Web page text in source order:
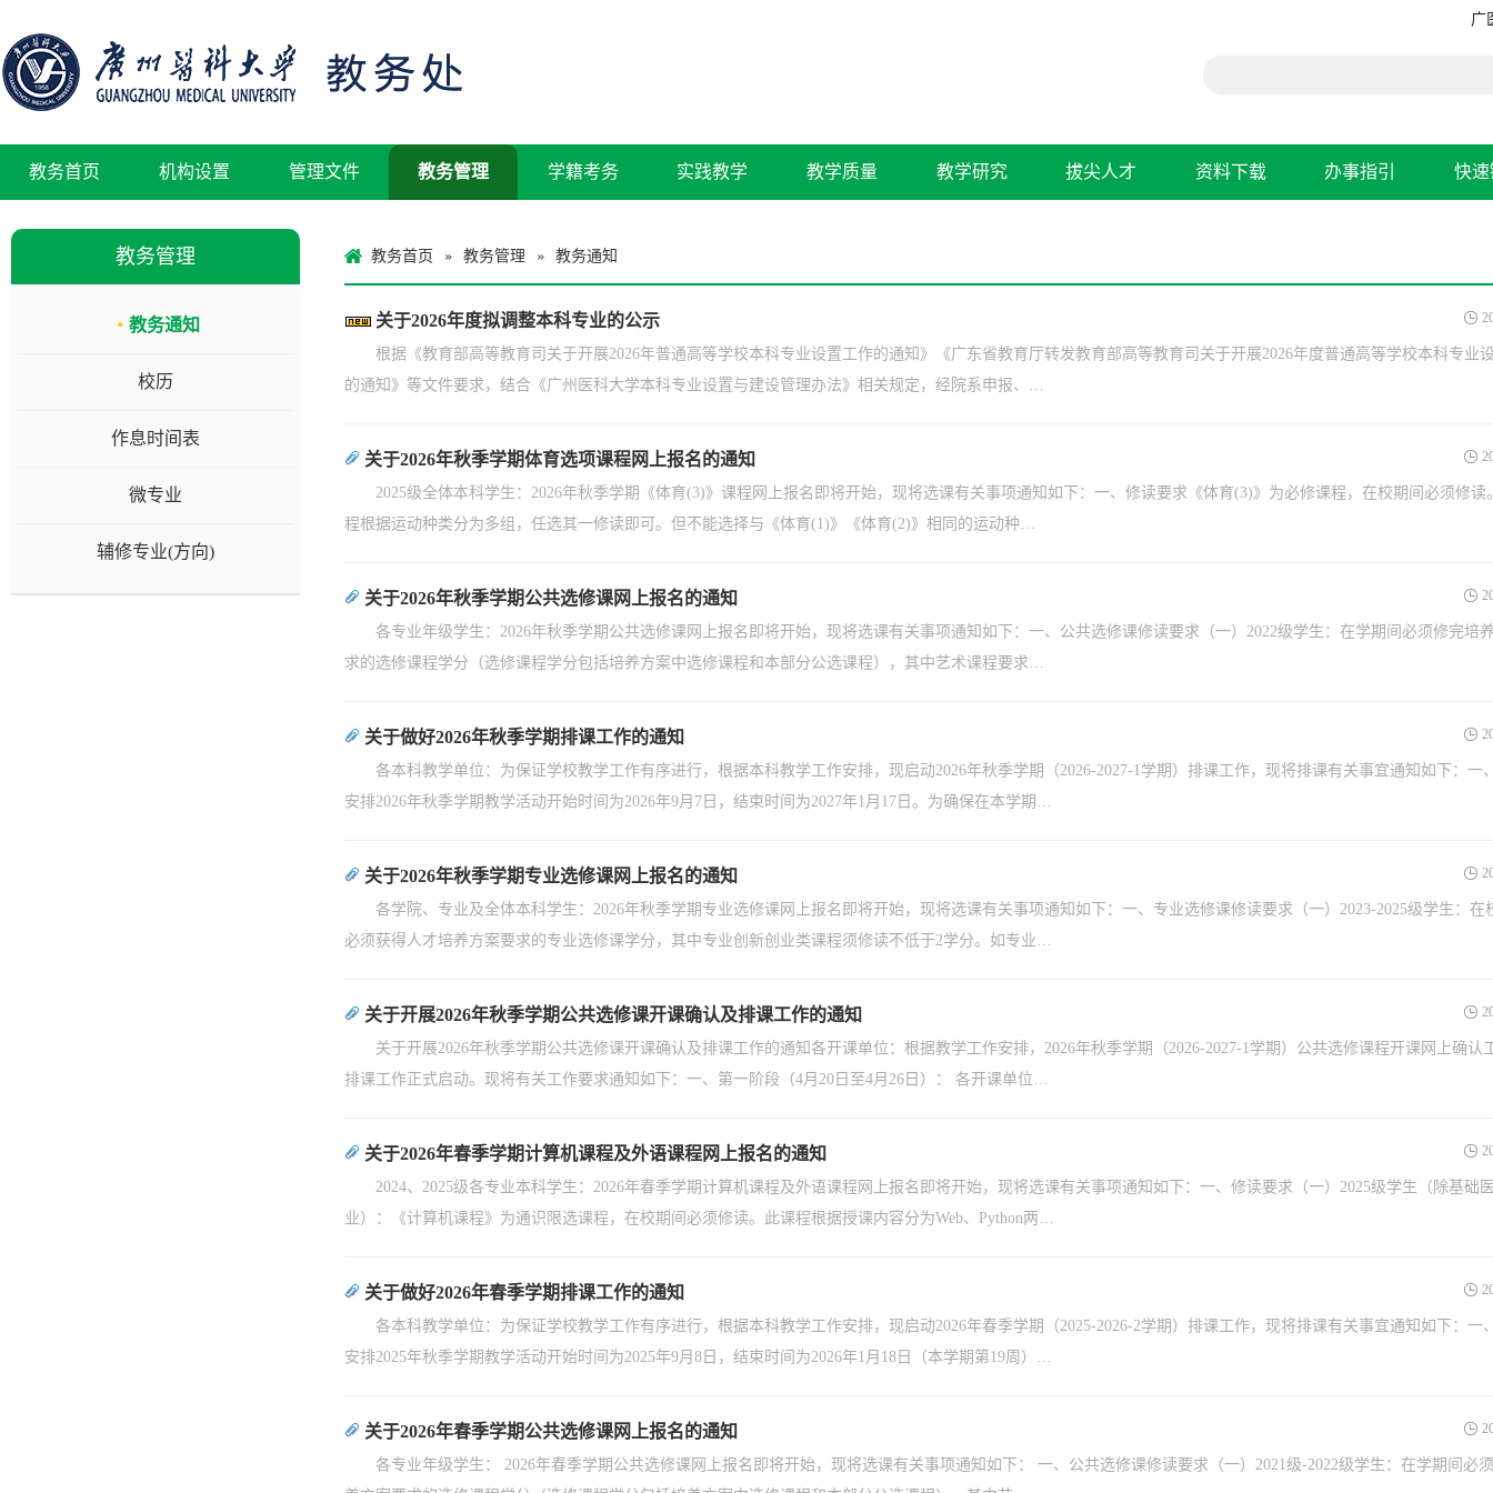
广
教务首页 机构设置 管理文件 教务管理 学籍考务 实践教学 教学质量 教学研究 拔尖人才 资料下载 办事指引 快
教务管理
教务通知
校历
作息时间表
微专业
辅修专业(方向)
教务首页 » 教务管理 » 教务通知
关于2026年度拟调整本科专业的公示
根据《教育部高等教育司关于开展2026年普通高等学校本科专业设置工作的通知》《广东省教育厅转发教育部高等教育司关于开展2026年度普通高等学校本科专业
的通知》等文件要求，结合《广州医科大学本科专业设置与建设管理办法》相关规定，经院系申报、…
关于2026年秋季学期体育选项课程网上报名的通知
2025级全体本科学生：2026年秋季学期《体育(3)》课程网上报名即将开始，现将选课有关事项通知如下：一、修读要求《体育(3)》为必修课程，在校期间必须修读
程根据运动种类分为多组，任选其一修读即可。但不能选择与《体育(1)》《体育(2)》相同的运动种…
关于2026年秋季学期公共选修课网上报名的通知
各专业年级学生：2026年秋季学期公共选修课网上报名即将开始，现将选课有关事项通知如下：一、公共选修课修读要求（一）2022级学生：在学期间必须修完培
求的选修课程学分（选修课程学分包括培养方案中选修课程和本部分公选课程），其中艺术课程要求…
关于做好2026年秋季学期排课工作的通知
各本科教学单位：为保证学校教学工作有序进行，根据本科教学工作安排，现启动2026年秋季学期（2026-2027-1学期）排课工作，现将排课有关事宜通知如下：一
安排2026年秋季学期教学活动开始时间为2026年9月7日，结束时间为2027年1月17日。为确保在本学期…
关于2026年秋季学期专业选修课网上报名的通知
各学院、专业及全体本科学生：2026年秋季学期专业选修课网上报名即将开始，现将选课有关事项通知如下：一、专业选修课修读要求（一）2023-2025级学生：在
必须获得人才培养方案要求的专业选修课学分，其中专业创新创业类课程须修读不低于2学分。如专业…
关于开展2026年秋季学期公共选修课开课确认及排课工作的通知
关于开展2026年秋季学期公共选修课开课确认及排课工作的通知各开课单位：根据教学工作安排，2026年秋季学期（2026-2027-1学期）公共选修课程开课网上确认
排课工作正式启动。现将有关工作要求通知如下：一、第一阶段（4月20日至4月26日）： 各开课单位…
关于2026年春季学期计算机课程及外语课程网上报名的通知
2024、2025级各专业本科学生：2026年春季学期计算机课程及外语课程网上报名即将开始，现将选课有关事项通知如下：一、修读要求（一）2025级学生（除基础
业）：《计算机课程》为通识限选课程，在校期间必须修读。此课程根据授课内容分为Web、Python两…
关于做好2026年春季学期排课工作的通知
各本科教学单位：为保证学校教学工作有序进行，根据本科教学工作安排，现启动2026年春季学期（2025-2026-2学期）排课工作，现将排课有关事宜通知如下：一
安排2025年秋季学期教学活动开始时间为2025年9月8日，结束时间为2026年1月18日（本学期第19周）…
关于2026年春季学期公共选修课网上报名的通知
各专业年级学生： 2026年春季学期公共选修课网上报名即将开始，现将选课有关事项通知如下： 一、公共选修课修读要求（一）2021级-2022级学生：在学期间必